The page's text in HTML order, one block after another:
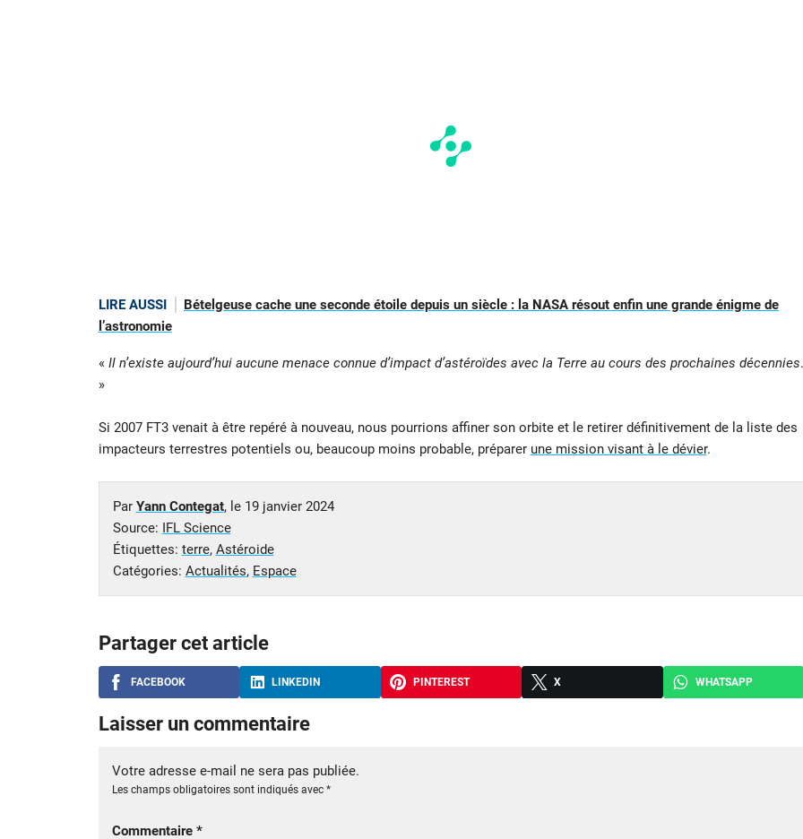
LIRE AUSSI
Bételgeuse cache une seconde étoile depuis un siècle : la NASA résout enfin une grande énigme de
l’astronomie
« Il n’existe aujourd’hui aucune menace connue d’impact d’astéroïdes avec la Terre au cours des prochaines décennies.
»
Si 2007 FT3 venait à être repéré à nouveau, nous pourrions affiner son orbite et le retirer définitivement de la liste des
impacteurs terrestres potentiels ou, beaucoup moins probable, préparer une mission visant à le dévier.
Par Yann Contegat, le 19 janvier 2024
Source: IFL Science
Étiquettes: terre, Astéroide
Catégories: Actualités, Espace
Partager cet article
FACEBOOK LINKEDIN PINTEREST X WHATSAPP
Laisser un commentaire
Votre adresse e-mail ne sera pas publiée.
Les champs obligatoires sont indiqués avec *
Commentaire *